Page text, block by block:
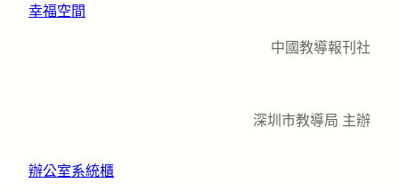
幸福空間
中國教導報刊社
深圳市教導局 主辦
辦公室系統櫃